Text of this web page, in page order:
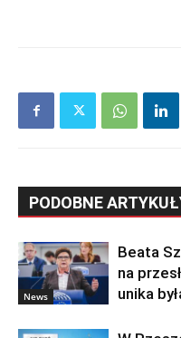
PODOBNE
News
Beata
na
unika